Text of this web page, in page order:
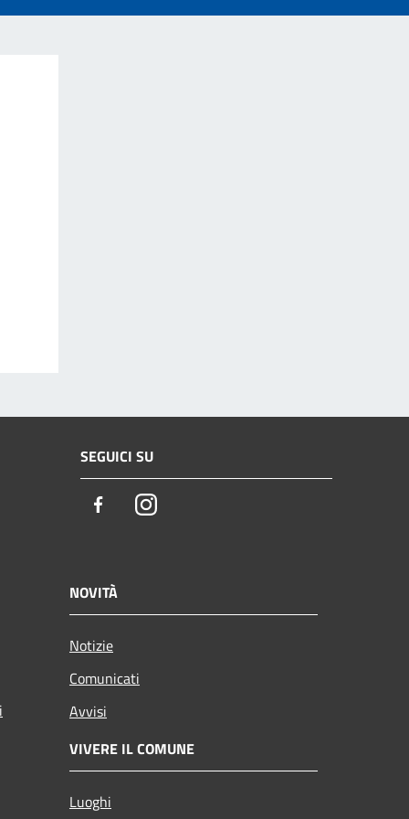
SEGUICI SU
FacebookInstagram
NOVITÀ
Notizie
Comunicati
Avvisi
VIVERE IL COMUNE
Luoghi